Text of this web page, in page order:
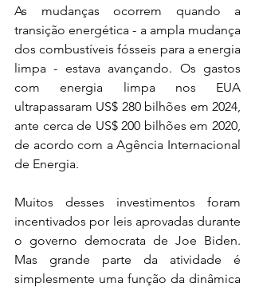
As mudanças ocorrem quando a
transição energética - a ampla mudança
dos combustíveis fósseis para a energia
limpa - estava avançando. Os gastos
com energia limpa nos EUA
ultrapassaram US$ 280 bilhões em 2024,
ante cerca de US$ 200 bilhões em 2020,
de acordo com a Agência Internacional
de Energia.
Muitos desses investimentos foram
incentivados por leis aprovadas durante
o governo democrata de Joe Biden.
Mas grande parte da atividade é
simplesmente uma função da dinâmica